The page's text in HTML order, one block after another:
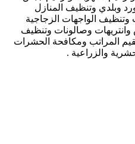
وبلدي وتنظيف المنازل
وتنظيف الواجهات الزجاجية
وصالونات وتنظيف
المراتب ومكافحة الحشرات
والزراعية .